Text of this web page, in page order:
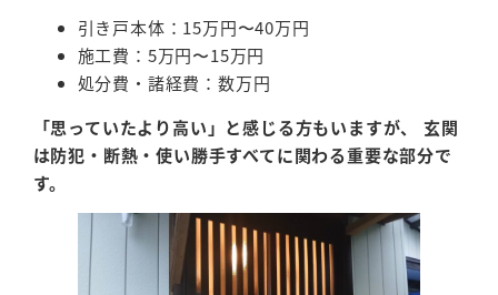
引き戸本体：15万円〜40万円
施工費：5万円〜15万円
処分費・諸経費：数万円
「思っていたより高い」と感じる方もいますが、 玄関
は防犯・断熱・使い勝手すべてに関わる重要な部分で
す。